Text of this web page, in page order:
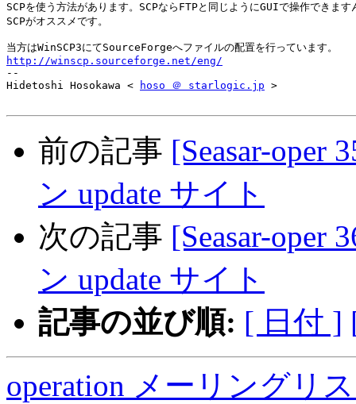
SCPを使う方法があります。SCPならFTPと同じようにGUIで操作できます
SCPがオススメです。
http://winscp.sourceforge.net/eng/
--
Hidetoshi Hosokawa <
hoso ＠ starlogic.jp >
前の記事 [Seasar-oper
ン update サイト
次の記事 [Seasar-oper
ン update サイト
記事の並び順: [ 日付 ]
operation メーリングリ